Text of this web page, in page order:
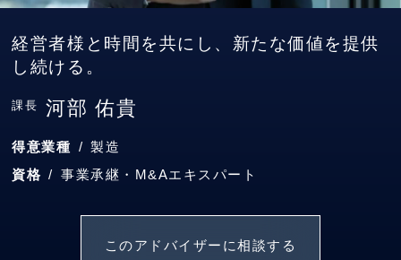
経営者様と時間を共にし、新たな価値を提供
し続ける。
課長 河部 佑貴
得意業種
製造
資格
事業承継・M&Aエキスパート
このアドバイザーに相談する